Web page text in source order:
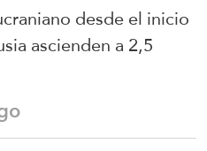
desde el inicio
ascienden a 2,5